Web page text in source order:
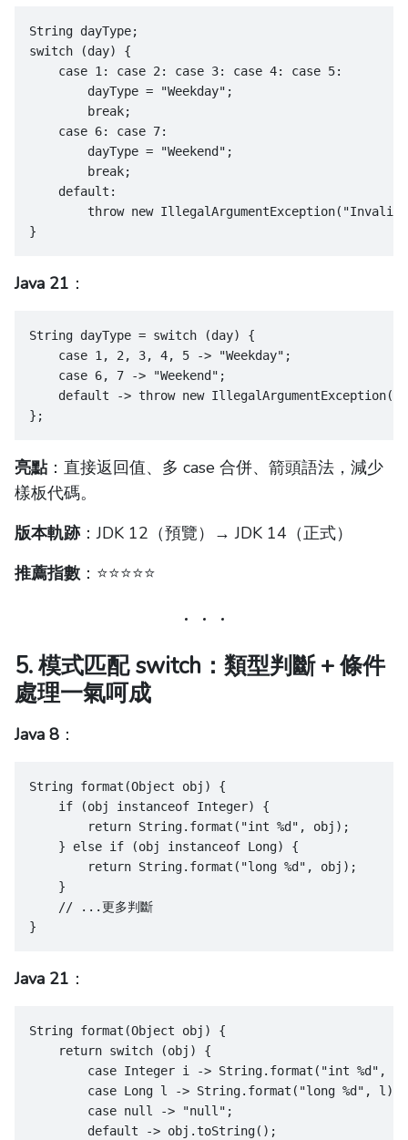
String dayType;
switch (day) {
    case 1: case 2: case 3: case 4: case 5:
        dayType = "Weekday";
        break;
    case 6: case 7:
        dayType = "Weekend";
        break;
    default:
throw new IllegalArgumentException("Invalid
}
Java 21 ：
String dayType = switch (day) {
    case 1, 2, 3, 4, 5 -> "Weekday";
    case 6, 7 -> "Weekend";
default -> throw new
};
亮點：直接返回值、多 case 合併、箭頭語法，減少
樣板代碼。
版本軌跡：JDK 12（預覽）→ JDK 14（正式）
推薦指數：⭐️⭐️⭐️⭐️⭐️
5. 模式匹配 switch：類型判斷 + 條件
處理一氣呵成
Java 8 ：
String format(Object obj) {
    if (obj instanceof Integer) {
        return String.format("int %d", obj);
    } else if (obj instanceof Long) {
        return String.format("long %d", obj);
    }
    // ...更多判斷
}
Java 21 ：
String format(Object obj) {
    return switch (obj) {
case Integer i -> String.format("int %d",
        case Long l -> String.format("long %d", l);
        case null -> "null";
        default -> obj.toString();